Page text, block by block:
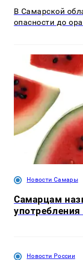
В Самарской
опасности до
Новости Самары
Самарцам
Новости России